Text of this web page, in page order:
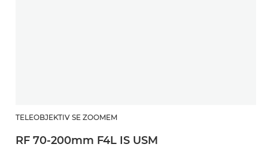
TELEOBJEKTIV SE ZOOMEM
RF 70-200mm F4L IS USM